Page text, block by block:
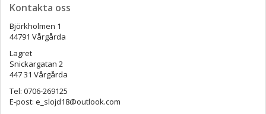
Kontakta oss
Björkholmen 1
44791 Vårgårda
Lagret
Snickargatan 2
447 31 Vårgårda
Tel: 0706-269125
E-post: e_slojd18@outlook.com